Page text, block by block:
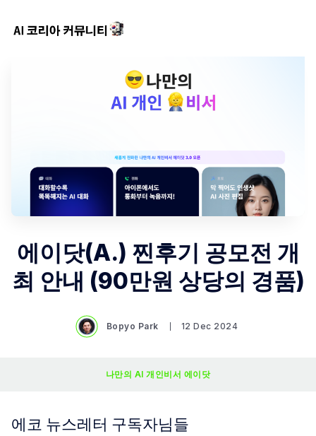
에이닷(A.) 찐후기 공모전 개
최 안내 (90만원 상당의 경품)
Bopyo Park 12 Dec 2024
나만의 AI 개인비서 에이닷
에코 뉴스레터 구독자님들